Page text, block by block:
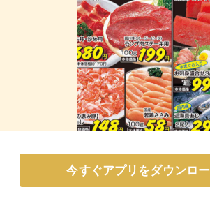
今すぐアプリをダウンロ